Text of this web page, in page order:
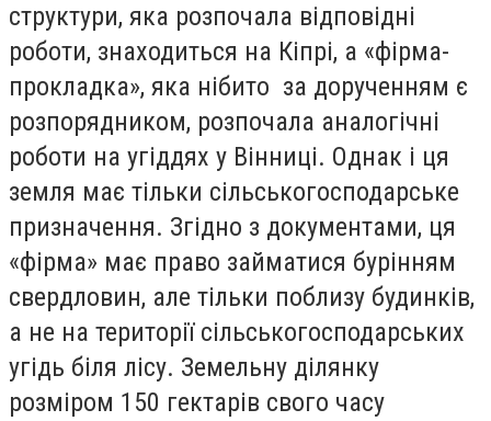
структури, яка розпочала відповідні
роботи, знаходиться на Кіпрі, а «фірма-
прокладка», яка нібито за дорученням є
розпорядником, розпочала аналогічні
роботи на угіддях у Вінниці. Однак і ця
земля має тільки сільськогосподарське
призначення. Згідно з документами, ця
«фірма» має право займатися бурінням
свердловин, але тільки поблизу будинків,
а не на території сільськогосподарських
угідь біля лісу. Земельну ділянку
розміром 150 гектарів свого часу